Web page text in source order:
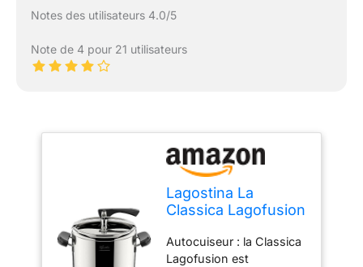
Notes des utilisateurs 4.0/5
Note de 4 pour 21 utilisateurs
Lagostina La
Classica Lagofusion
cm Capacité 12 L
Autocuiseur : la Classica
Lagofusion est